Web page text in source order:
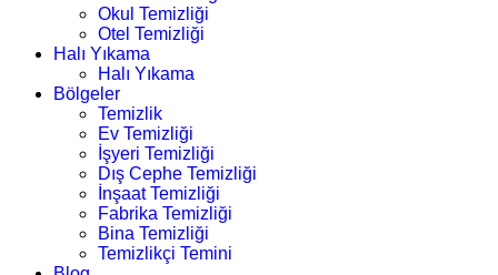
Okul Temizliği
Otel Temizliği
Halı Yıkama
Halı Yıkama
Bölgeler
Temizlik
Ev Temizliği
İşyeri Temizliği
Dış Cephe Temizliği
İnşaat Temizliği
Fabrika Temizliği
Bina Temizliği
Temizlikçi Temini